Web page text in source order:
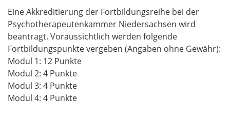
Eine Akkreditierung der Fortbildungsreihe bei der
Psychotherapeutenkammer Niedersachsen wird
beantragt. Voraussichtlich werden folgende
Fortbildungspunkte vergeben (Angaben ohne Gewähr):
Modul 1: 12 Punkte
Modul 2: 4 Punkte
Modul 3: 4 Punkte
Modul 4: 4 Punkte